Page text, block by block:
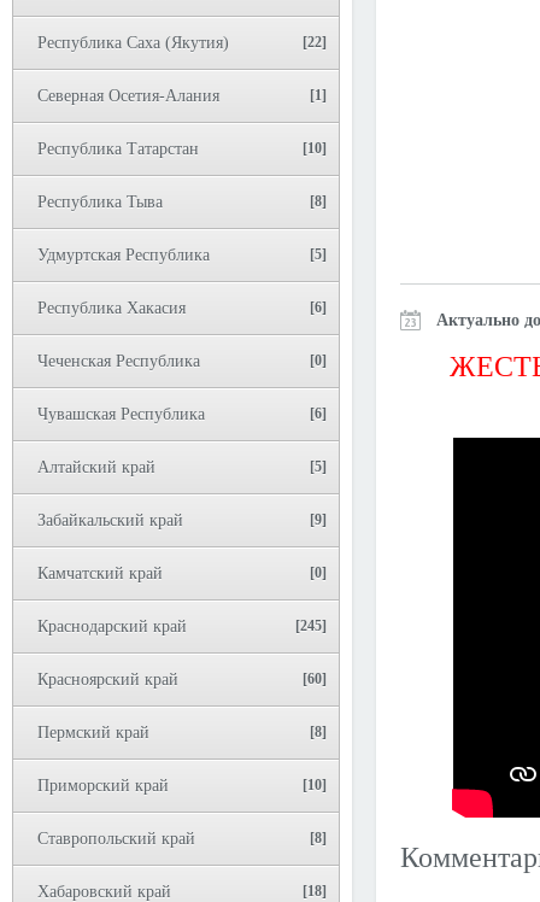
Республика Саха (Якутия) [22]
Северная Осетия-Алания [1]
Республика Татарстан [10]
Республика Тыва [8]
Удмуртская Республика [5]
Республика Хакасия [6]
Чеченская Республика [0]
Чувашская Республика [6]
Алтайский край [5]
Забайкальский край [9]
Камчатский край [0]
Краснодарский край [245]
Красноярский край [60]
Пермский край [8]
Приморский край [10]
Ставропольский край [8]
Хабаровский край [18]
Актуально